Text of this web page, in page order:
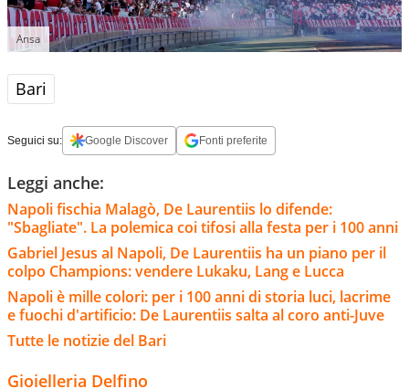
Ansa
Bari
Seguici su: Google Discover Fonti preferite
Leggi anche:
Napoli fischia Malagò, De Laurentiis lo difende:
"Sbagliate". La polemica coi tifosi alla festa per i 100 anni
Gabriel Jesus al Napoli, De Laurentiis ha un piano per il
colpo Champions: vendere Lukaku, Lang e Lucca
Napoli è mille colori: per i 100 anni di storia luci, lacrime
e fuochi d'artificio: De Laurentiis salta al coro anti-Juve
Tutte le notizie del Bari
Gioielleria Delfino